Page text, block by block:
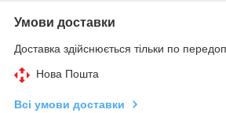
Умови доставки
Доставка здійснюється тільки по
Нова Пошта
Всі умови доставки